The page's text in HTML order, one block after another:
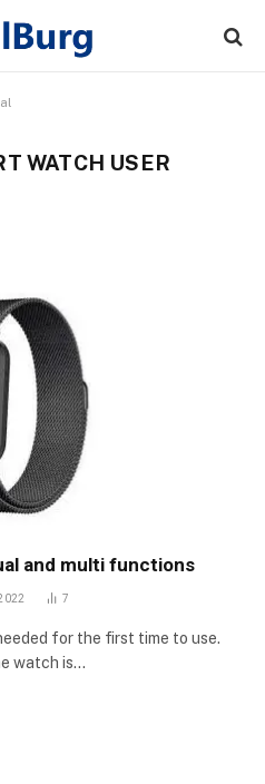
WATCH USER
and multi functions
7
for the first time to use.
watch is…